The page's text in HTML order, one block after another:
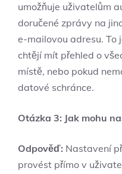
umožňuje uživatelům
doručené zprávy na
e-mailovou adresu. To
chtějí mít přehled o
místě, nebo pokud
datové schránce.
Otázka 3: Jak mohu
Odpověď: Nastavení
provést přímo v